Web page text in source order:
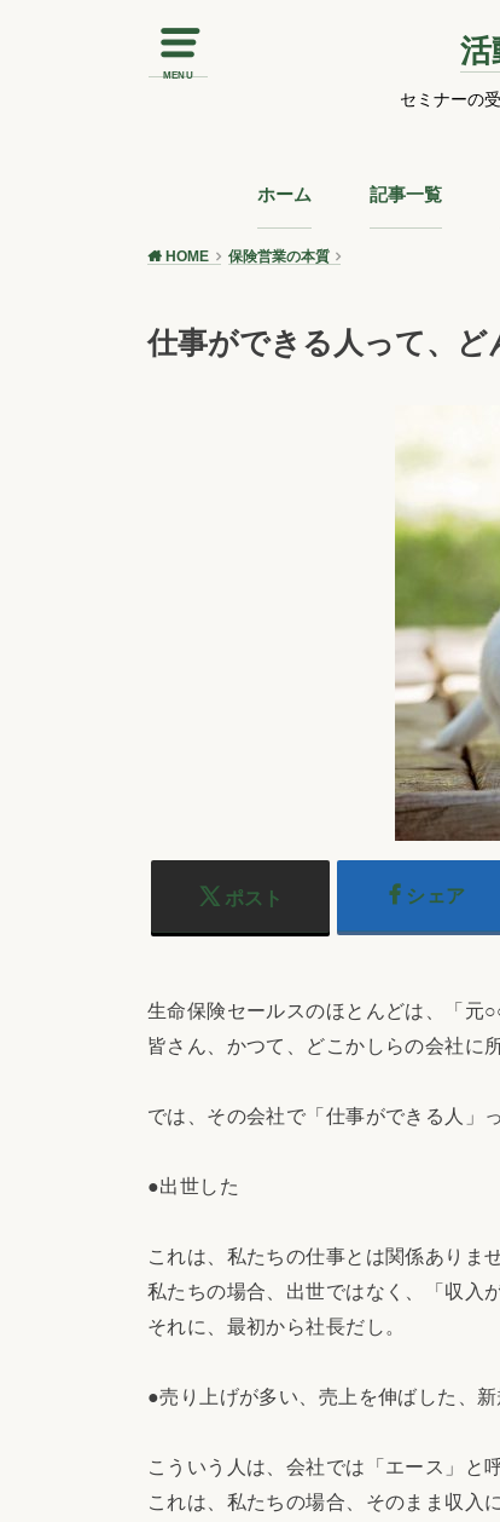
MENU
活
セミナーの
ホーム 記事一覧
HOME 保険営業の本質
仕事ができる人って、ど
ポスト シェア
生命保険セールスのほとんどは、「元
皆さん、かつて、どこかしらの会社に
では、その会社で「仕事ができる人」
●出世した
これは、私たちの仕事とは関係ありませ
私たちの場合、出世ではなく、「収入
それに、最初から社長だし。
●売り上げが多い、売上を伸ばした、
こういう人は、会社では「エース」と
これは、私たちの場合、そのまま収入